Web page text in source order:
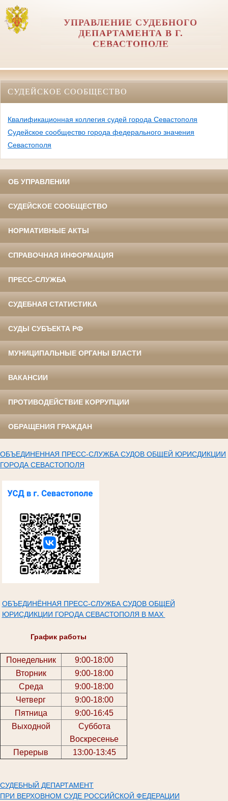
УПРАВЛЕНИЕ СУДЕБНОГО
ДЕПАРТАМЕНТА В Г.
СЕВАСТОПОЛЕ
СУДЕЙСКОЕ СООБЩЕСТВО
Квалификационная коллегия судей города Севастополя
Судейское сообщество города федерального значения
Севастополя
ОБ УПРАВЛЕНИИ
СУДЕЙСКОЕ СООБЩЕСТВО
НОРМАТИВНЫЕ АКТЫ
СПРАВОЧНАЯ ИНФОРМАЦИЯ
ПРЕСС-СЛУЖБА
СУДЕБНАЯ СТАТИСТИКА
СУДЫ СУБЪЕКТА РФ
МУНИЦИПАЛЬНЫЕ ОРГАНЫ ВЛАСТИ
ВАКАНСИИ
ПРОТИВОДЕЙСТВИЕ КОРРУПЦИИ
ОБРАЩЕНИЯ ГРАЖДАН
ОБЪЕДИНЕННАЯ ПРЕСС-СЛУЖБА СУДОВ ОБЩЕЙ ЮРИСДИКЦИИ
ГОРОДА СЕВАСТОПОЛЯ
ОБЪЕДИНЁННАЯ ПРЕСС-СЛУЖБА СУДОВ ОБЩЕЙ
ЮРИСДИКЦИИ ГОРОДА СЕВАСТОПОЛЯ В МАХ
График работы
Понедельник
9:00-18:00
Вторник
9:00-18:00
Среда
9:00-18:00
Четверг
9:00-18:00
Пятница
9:00-16:45
Выходной
Суббота
Воскресенье
Перерыв
13:00-13:45
СУДЕБНЫЙ ДЕПАРТАМЕНТ
ПРИ ВЕРХОВНОМ СУДЕ РОССИЙСКОЙ ФЕДЕРАЦИИ